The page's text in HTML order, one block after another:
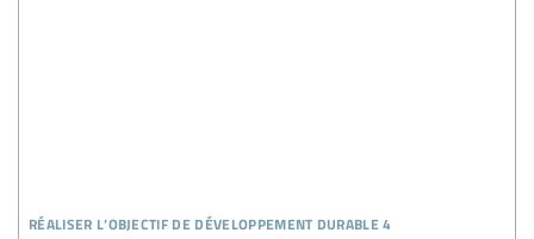
réaliser l’objectif de développement durable 4